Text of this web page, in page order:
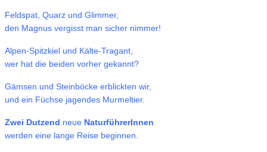
Feldspat, Quarz und Glimmer,
den Magnus vergisst man sicher nimmer!
Alpen-Spitzkiel und Kälte-Tragant,
wer hat die beiden vorher gekannt?
Gämsen und Steinböcke erblickten wir,
und ein Füchse jagendes Murmeltier.
Zwei Dutzend neue NaturführerInnen
werden eine lange Reise beginnen.